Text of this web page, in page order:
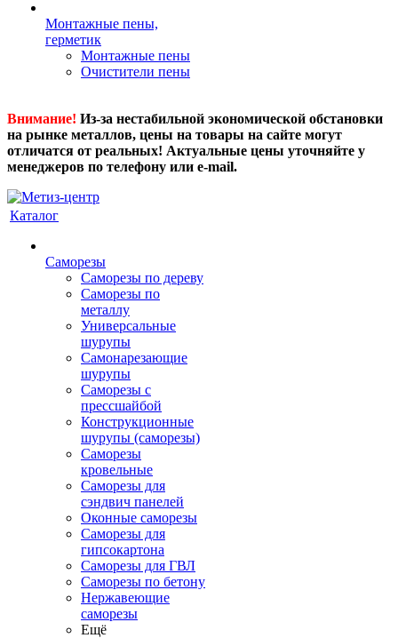
Монтажные пены,
герметик
Монтажные пены
Очистители пены
Внимание! Из-за нестабильной экономической обстановки
на рынке металлов, цены на товары на сайте могут
отличатся от реальных! Актуальные цены уточняйте у
менеджеров по телефону или e-mail.
Каталог
Саморезы
Саморезы по дереву
Саморезы по
металлу
Универсальные
шурупы
Самонарезающие
шурупы
Саморезы с
прессшайбой
Конструкционные
шурупы (саморезы)
Саморезы
кровельные
Саморезы для
сэндвич панелей
Оконные саморезы
Саморезы для
гипсокартона
Саморезы для ГВЛ
Саморезы по бетону
Нержавеющие
саморезы
Ещё